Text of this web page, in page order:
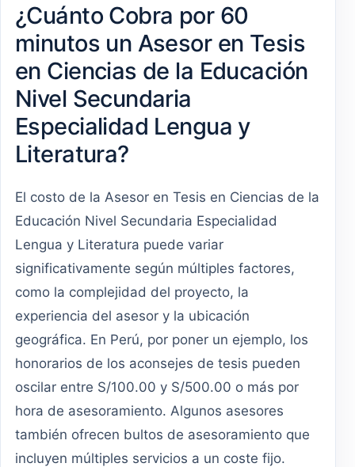
¿Cuánto Cobra por 60
minutos un Asesor en Tesis
en Ciencias de la Educación
Nivel Secundaria
Especialidad Lengua y
Literatura?
El costo de la Asesor en Tesis en Ciencias de la
Educación Nivel Secundaria Especialidad
Lengua y Literatura puede variar
significativamente según múltiples factores,
como la complejidad del proyecto, la
experiencia del asesor y la ubicación
geográfica. En Perú, por poner un ejemplo, los
honorarios de los aconsejes de tesis pueden
oscilar entre S/100.00 y S/500.00 o más por
hora de asesoramiento. Algunos asesores
también ofrecen bultos de asesoramiento que
incluyen múltiples servicios a un coste fijo.